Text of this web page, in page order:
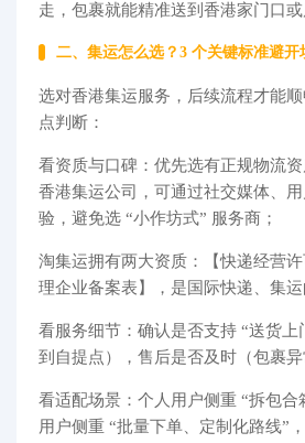
走，包裹就能精准送到香港家门口或
二、集运怎么选？3 个关键标准避开
选对香港集运服务，后续流程才能
点判断：​
看资质与口碑：优先选有正规物流
香港集运公司，可通过社交媒体、
验，避免选 “小作坊式” 服务商；​
淘集运拥有两大资质：【快递经营
理企业备案表】，是国际快递、集运
看服务细节：确认是否支持 “送货上
到自提点），售后是否及时（包裹异
看适配场景：个人用户侧重 “拆包合
用户侧重 “批量下单、定制化路线”